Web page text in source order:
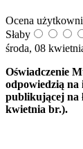
Ocena
Słaby
środa, 08
Oświadczenie
odpowiedzią na
publikującej na
kwietnia br.).